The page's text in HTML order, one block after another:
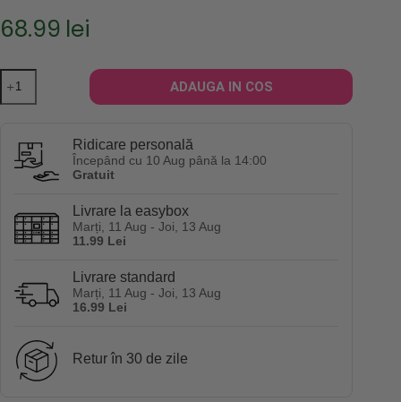
68.99 lei
Cantitate
Sampon
antimatreata
Scalp
Dry
Shampoo
360ml
ADAUGA IN COS
Ridicare personală
Începând cu 10 Aug până la 14:00
Gratuit
Livrare la easybox
Marți, 11 Aug - Joi, 13 Aug
11.99 Lei
Livrare standard
Marți, 11 Aug - Joi, 13 Aug
16.99 Lei
Retur în 30 de zile